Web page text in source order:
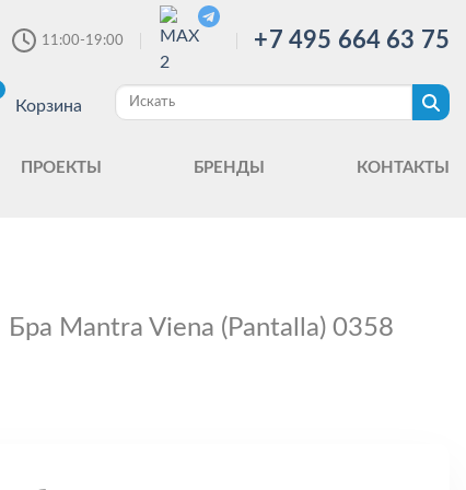
11:00-19:00 +7 495 664 63 75
Корзина
ПРОЕКТЫ БРЕНДЫ КОНТАКТЫ
Бра Mantra Viena (Pantalla) 0358